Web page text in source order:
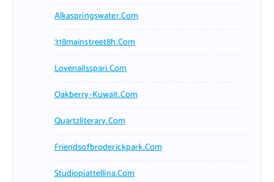
Alkaspringswater.com
318mainstreet8h.com
Lovenailsspari.com
Oakberry-Kuwait.com
Quartzliterary.com
Friendsofbroderickpark.com
Studiopiattellina.com